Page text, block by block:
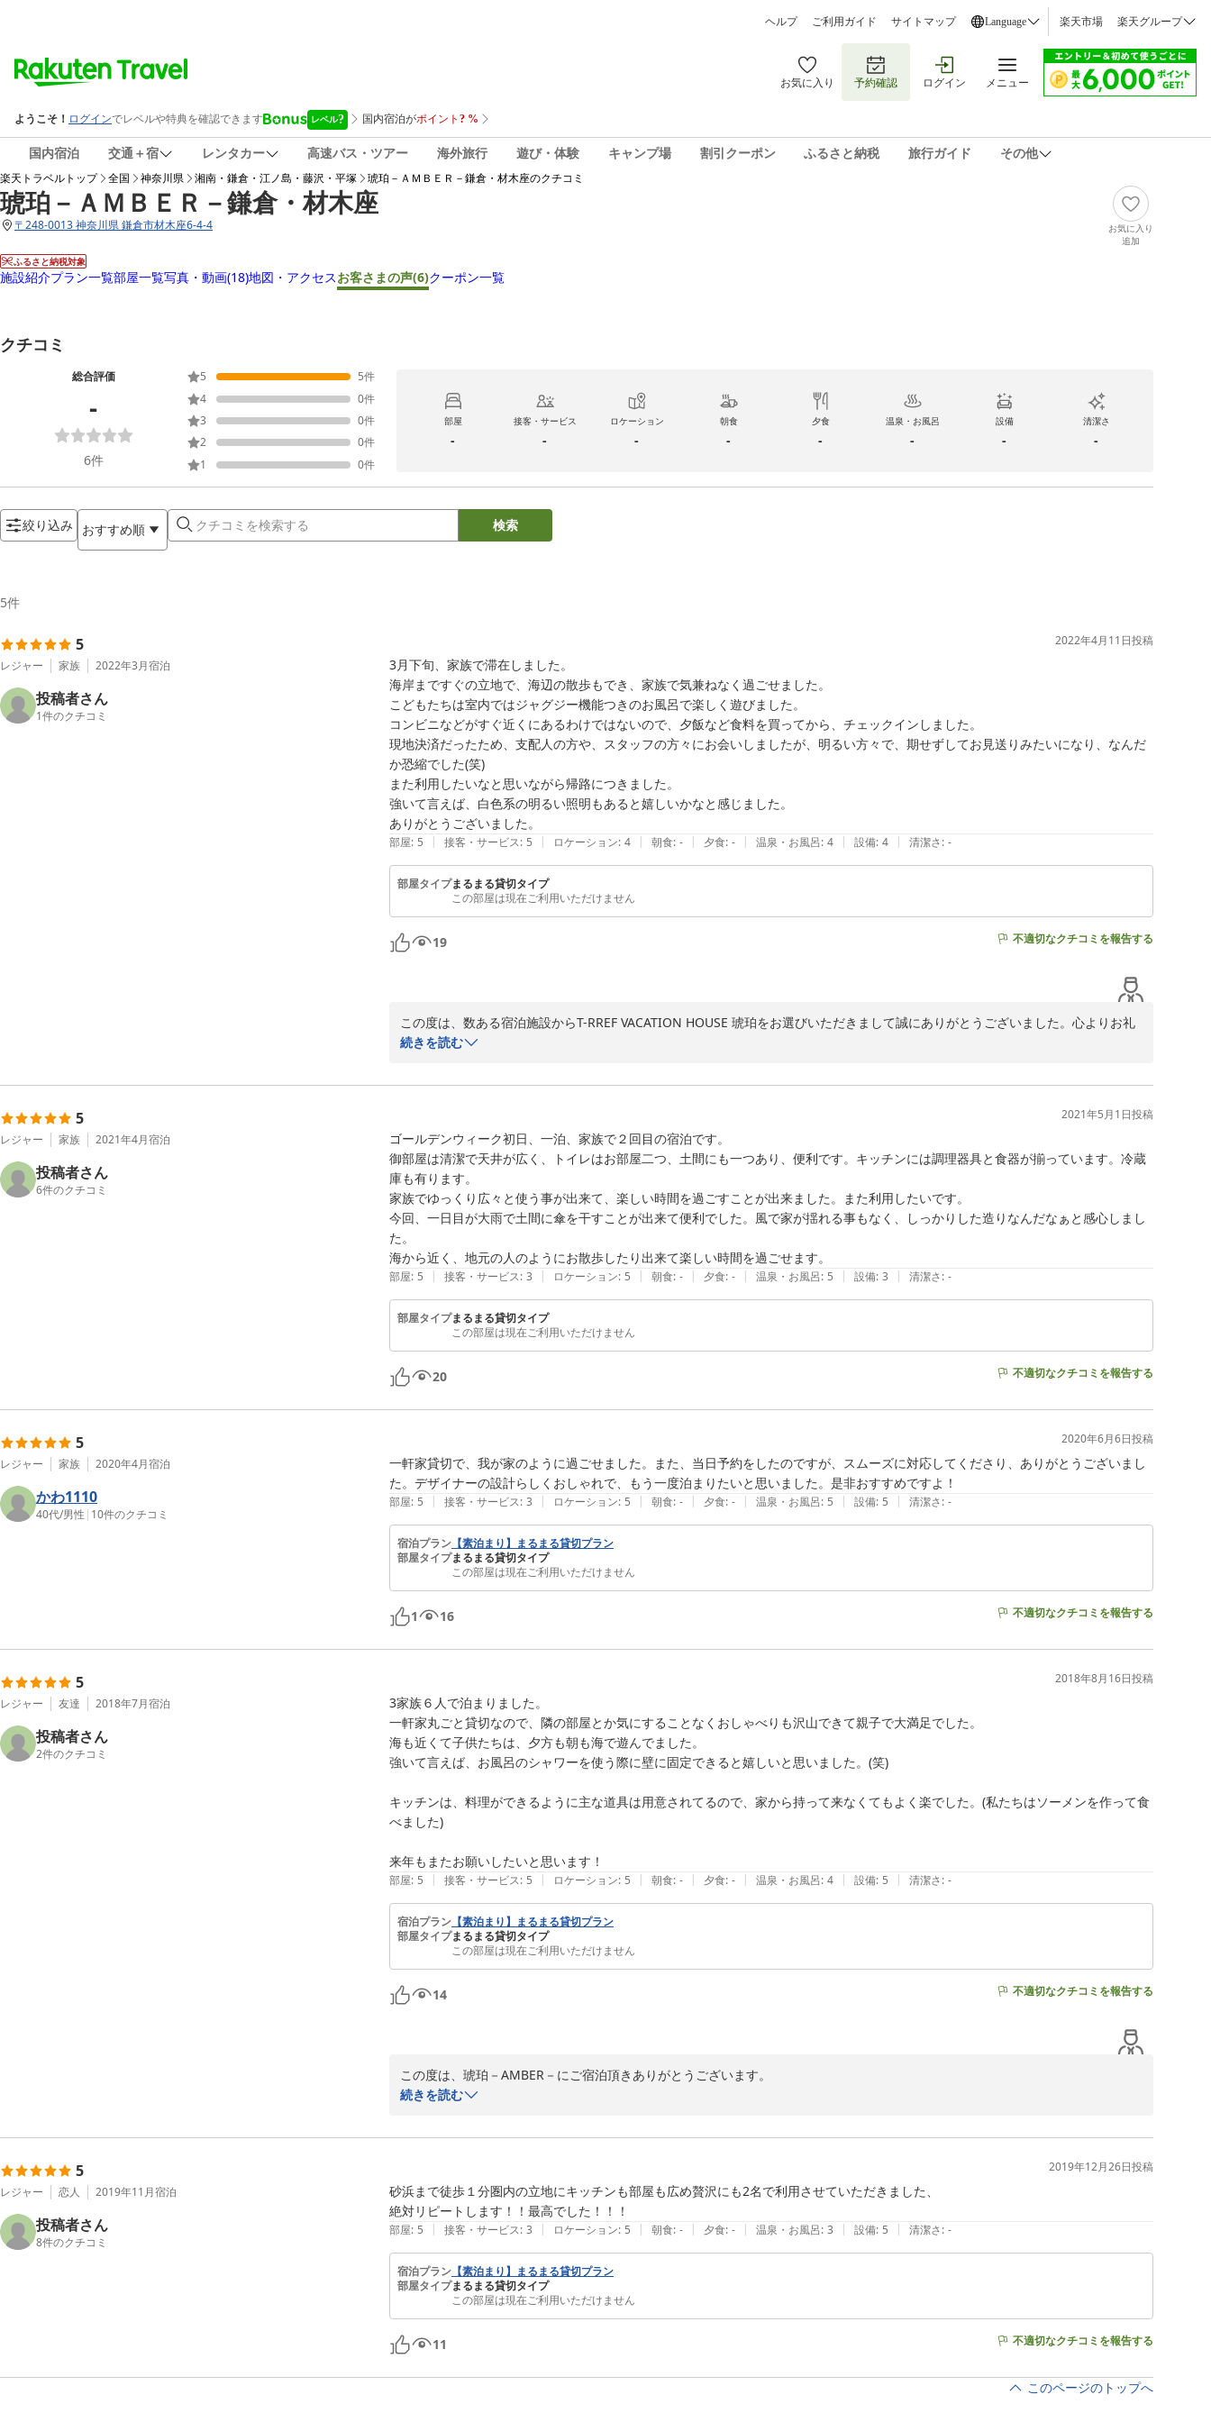
ヘルプ ご利用ガイド サイトマップ Language 楽天市場 楽天グループ
お気に入り 予約確認 ログイン メニュー
国内宿泊 交通＋宿 レンタカー 高速バス・ツアー 海外旅行 遊び・体験 キャンプ場 割引クーポン ふるさと納税 旅行ガイド その他
楽天トラベルトップ 全国 神奈川県 湘南・鎌倉・江ノ島・藤沢・平塚 琥珀－ＡＭＢＥＲ－鎌倉・材木座のクチコミ
琥珀－ＡＭＢＥＲ－鎌倉・材木座
〒248-0013 神奈川県 鎌倉市材木座6-4-4
ふるさと納税対象
お気に入り
追加
施設紹介プラン一覧部屋一覧写真・動画(18)地図・アクセスお客さまの声(6)クーポン一覧
クチコミ
総合評価
-
6件
5 5件
4
0件
3
0件
2
0件
1
0件
部屋
-
接客・サービス
-
ロケーション
-
朝食
-
夕食
-
温泉・お風呂
-
設備
-
清潔さ
-
絞り込み おすすめ順 検索
5件
5
レジャー 家族 2022年3月宿泊
投稿者さん
1件のクチコミ
2022年4月11日投稿
3月下旬、家族で滞在しました。
海岸まですぐの立地で、海辺の散歩もでき、家族で気兼ねなく過ごせました。
こどもたちは室内ではジャグジー機能つきのお風呂で楽しく遊びました。
コンビニなどがすぐ近くにあるわけではないので、夕飯など食料を買ってから、チェックインしました。
現地決済だったため、支配人の方や、スタッフの方々にお会いしましたが、明るい方々で、期せずしてお見送りみたいになり、なんだ
か恐縮でした(笑)
また利用したいなと思いながら帰路につきました。
強いて言えば、白色系の明るい照明もあると嬉しいかなと感じました。
ありがとうございました。
部屋: 5 | 接客・サービス: 5 | ロケーション: 4 | 朝食: - | 夕食: - | 温泉・お風呂: 4 | 設備: 4 | 清潔さ: -
部屋タイプまるまる貸切タイプ
この部屋は現在ご利用いただけません
19 不適切なクチコミを報告する
この度は、数ある宿泊施設からT-RREF VACATION HOUSE 琥珀をお選びいただきまして誠にありがとうございました。心よりお礼
申し上げます。また、暖かいご感想をお寄せいただきましたこと、重ねてお礼申し上げます。
このような嬉しく、ありがたいお言葉を拝読し、大変喜ばしい限りです。恐縮ではございますが、より一層お客様にお喜びをいた
お近くへお出かけの折には、是非またお立ち寄りくださいませ。またのご宿泊を心よりお待ち申し上げております。
2022-04-12
続きを読む
5
レジャー 家族 2021年4月宿泊
投稿者さん
6件のクチコミ
2021年5月1日投稿
ゴールデンウィーク初日、一泊、家族で２回目の宿泊です。
御部屋は清潔で天井が広く、トイレはお部屋二つ、土間にも一つあり、便利です。キッチンには調理器具と食器が揃っています。冷蔵
庫も有ります。
家族でゆっくり広々と使う事が出来て、楽しい時間を過ごすことが出来ました。また利用したいです。
今回、一日目が大雨で土間に傘を干すことが出来て便利でした。風で家が揺れる事もなく、しっかりした造りなんだなぁと感心しまし
た。
部屋: 5 | 接客・サービス: 3 | ロケーション: 5 | 朝食: - | 夕食: - | 温泉・お風呂: 5 | 設備: 3 | 清潔さ: -
部屋タイプまるまる貸切タイプ
この部屋は現在ご利用いただけません
20 不適切なクチコミを報告する
5
レジャー 家族 2020年4月宿泊
かわ1110
40代/男性 | 10件のクチコミ
2020年6月6日投稿
一軒家貸切で、我が家のように過ごせました。また、当日予約をしたのですが、スムーズに対応してくださり、ありがとうございまし
た。デザイナーの設計らしくおしゃれで、もう一度泊まりたいと思いました。是非おすすめですよ！
部屋: 5 | 接客・サービス: 3 | ロケーション: 5 | 朝食: - | 夕食: - | 温泉・お風呂: 5 | 設備: 5 | 清潔さ: -
宿泊プラン 【素泊まり】まるまる貸切プラン
部屋タイプまるまる貸切タイプ
この部屋は現在ご利用いただけません
1 16 不適切なクチコミを報告する
5
レジャー 友達 2018年7月宿泊
投稿者さん
2件のクチコミ
2018年8月16日投稿
3家族６人で泊まりました。
一軒家丸ごと貸切なので、隣の部屋とか気にすることなくおしゃべりも沢山できて親子で大満足でした。
海も近くて子供たちは、夕方も朝も海で遊んでました。
強いて言えば、お風呂のシャワーを使う際に壁に固定できると嬉しいと思いました。(笑)
キッチンは、料理ができるように主な道具は用意されてるので、家から持って来なくてもよく楽でした。(私たちはソーメンを作って食
べました)
来年もまたお願いしたいと思います！
部屋: 5 | 接客・サービス: 5 | ロケーション: 5 | 朝食: - | 夕食: - | 温泉・お風呂: 4 | 設備: 5 | 清潔さ: -
宿泊プラン 【素泊まり】まるまる貸切プラン
部屋タイプまるまる貸切タイプ
この部屋は現在ご利用いただけません
14 不適切なクチコミを報告する
この度は、琥珀－AMBER－にご宿泊頂きありがとうございます。
続きを読む
5
レジャー 恋人 2019年11月宿泊
投稿者さん
8件のクチコミ
2019年12月26日投稿
砂浜まで徒歩１分圏内の立地にキッチンも部屋も広め贅沢にも2名で利用させていただきました、
絶対リピートします！！最高でした！！！
部屋: 5 | 接客・サービス: 3 | ロケーション: 5 | 朝食: - | 夕食: - | 温泉・お風呂: 3 | 設備: 5 | 清潔さ: -
宿泊プラン 【素泊まり】まるまる貸切プラン
部屋タイプまるまる貸切タイプ
この部屋は現在ご利用いただけません
11 不適切なクチコミを報告する
このページのトップへ